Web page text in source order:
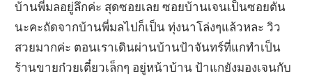
บ้านพี่มลอยู่ลึกค่ะ สุดซอยเลย ซอยบ้านเจนเป็นซอยตัน
นะคะถัดจากบ้านพี่มลไปก็เป็น ทุ่งนาโล่งๆแล้วหละ วิว
สวยมากค่ะ ตอนเราเดินผ่านบ้านป้าจันทร์ที่แกทำเป็น
ร้านขายก๋วยเตี๋ยวเล็กๆ อยู่หน้าบ้าน ป้าแกยังมองเจนกับ